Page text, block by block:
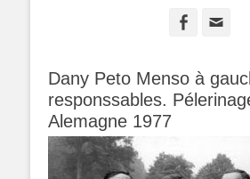
Dany Peto Menso à
responssables.
Alemagne 1977